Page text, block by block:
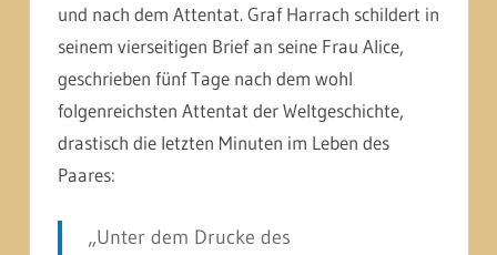
und nach dem Attentat. Graf Harrach schildert in
seinem vierseitigen Brief an seine Frau Alice,
geschrieben fünf Tage nach dem wohl
folgenreichsten Attentat der Weltgeschichte,
drastisch die letzten Minuten im Leben des
Paares:
„Unter dem Drucke des